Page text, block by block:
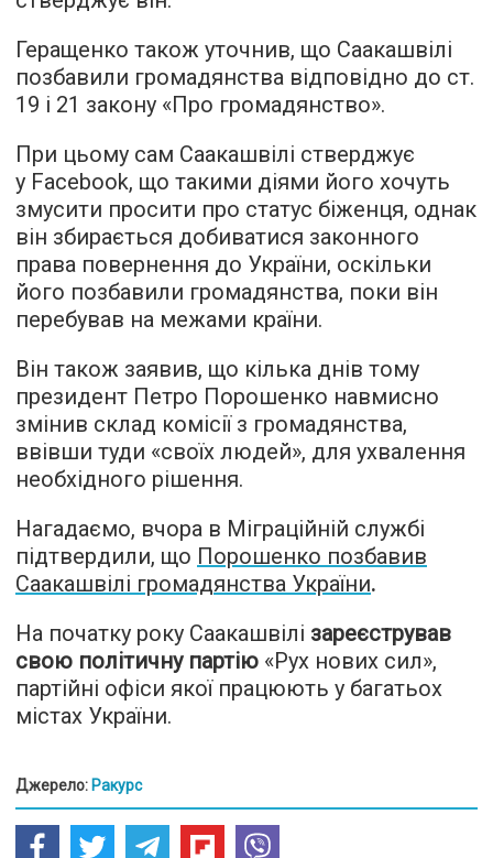
Геращенко також уточнив, що Саакашвілі
позбавили громадянства відповідно до ст.
19 і 21 закону «Про громадянство».
При цьому сам Саакашвілі стверджує
у Facebook, що такими діями його хочуть
змусити просити про статус біженця, однак
він збирається добиватися законного
права повернення до України, оскільки
його позбавили громадянства, поки він
перебував на межами країни.
Він також заявив, що кілька днів тому
президент Петро Порошенко навмисно
змінив склад комісії з громадянства,
ввівши туди «своїх людей», для ухвалення
необхідного рішення.
Нагадаємо, вчора в Міграційній службі
підтвердили, що Порошенко позбавив
Саакашвілі громадянства України.
На початку року Саакашвілі зареєстрував
свою політичну партію «Рух нових сил»,
партійні офіси якої працюють у багатьох
містах України.
Джерело: Ракурс